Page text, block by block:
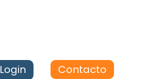
Login Contacto